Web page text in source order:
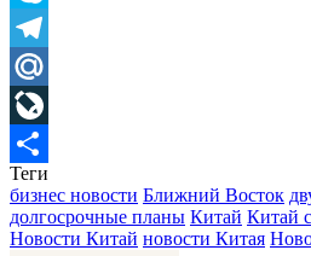
Skype
Telegram
Mail.Ru
LiveJournal
Отправить
Теги
бизнес новости Ближний Восток
долгосрочные планы Китай Китай
Новости Китай новости Китая